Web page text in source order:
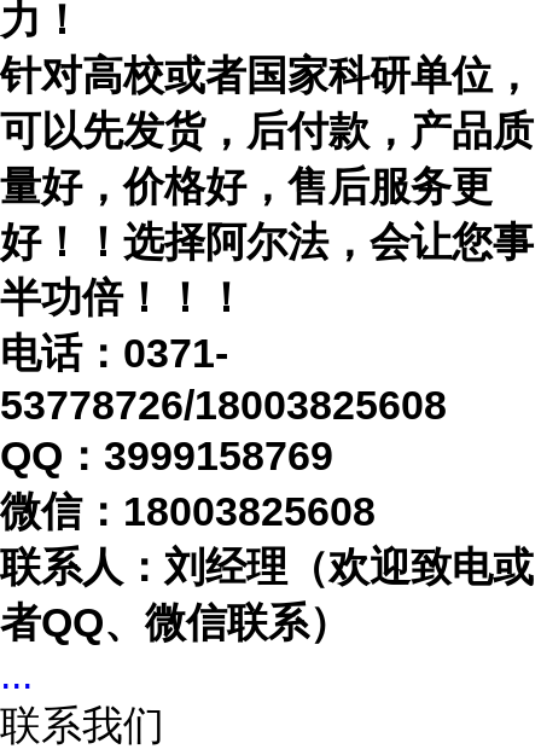
力！
针对高校或者国家科研单位，
可以先发货，后付款，产品质
量好，价格好，售后服务更
好！！选择阿尔法，会让您事
半功倍！！！
电话： 0371-
53778726/18003825608
QQ：3999158769
微信： 18003825608
联系人：刘经理（欢迎致电或
者QQ、微信联系）
...
联系我们